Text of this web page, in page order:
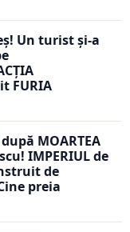
Un turist și-a
FURIA
MOARTEA
IMPERIUL de
de
preia